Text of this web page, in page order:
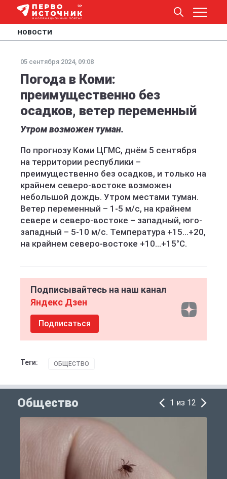
НОВОСТИ
05 сентября 2024, 09:08
Погода в Коми:
преимущественно без
осадков, ветер переменный
Утром возможен туман.
По прогнозу Коми ЦГМС, днём 5 сентября
на территории республики –
преимущественно без осадков, и только на
крайнем северо-востоке возможен
небольшой дождь. Утром местами туман.
Ветер переменный – 1-5 м/с, на крайнем
севере и северо-востоке – западный, юго-
западный – 5-10 м/с. Температура +15...+20,
на крайнем северо-востоке +10...+15°С.
Подписывайтесь на наш канал
Яндекс Дзен
Подписаться
Теги: ОБЩЕСТВО
Общество 1 из 12